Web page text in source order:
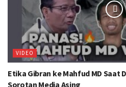
VIDEO
Etika Gibran ke Mahfud MD Saat
Sorotan Media Asing